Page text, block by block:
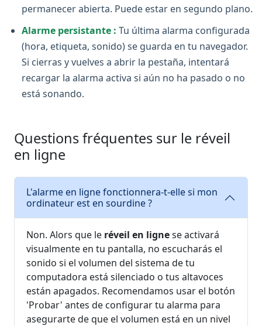
permanecer abierta. Puede estar en segundo plano.
Alarme persistante : Tu última alarma configurada
(hora, etiqueta, sonido) se guarda en tu navegador.
Si cierras y vuelves a abrir la pestaña, intentará
recargar la alarma activa si aún no ha pasado o no
está sonando.
Questions fréquentes sur le réveil
en ligne
L'alarme en ligne fonctionnera-t-elle si mon
ordinateur est en sourdine ?
Non. Alors que le réveil en lignese activará
visualmente en tu pantalla, no escucharás el
sonido si el volumen del sistema de tu
computadora está silenciado o tus altavoces
están apagados. Recomendamos usar el botón
'Probar' antes de configurar tu alarma para
asegurarte de que el volumen está en un nivel